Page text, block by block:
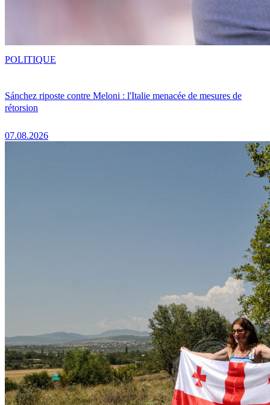
Sánchez riposte contre Meloni : l'Italie menacée de mesures de
rétorsion
07.08.2026
POLITIQUE